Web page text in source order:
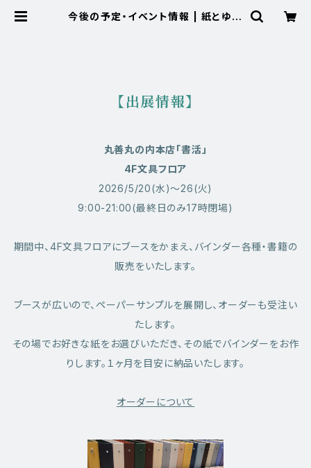
今後の予定・イベント情報 | 紙とゆび
【出展情報】
丸善丸の内本店「書活」
4F文具フロア
2026/5/20(水)〜26(火)
9:00-21:00(最終日のみ17時閉場)
期間中、4F文具フロアにブースをかまえ、バインダー各種・書籍の
販売をいたします。
ブースが広いので、ペーパーサンプルを展開し、オーダーも受注い
たします。
その場でお好きな紙をお選びいただき、その紙でバインダーをお作
りします。１ヶ月を目安に納品いたします。
オーダーについて